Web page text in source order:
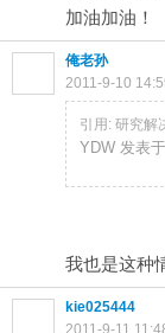
加油加油！
俺老孙
2011-9-10
引用: 研究解
YDW 发表
我也是这种
kie025444